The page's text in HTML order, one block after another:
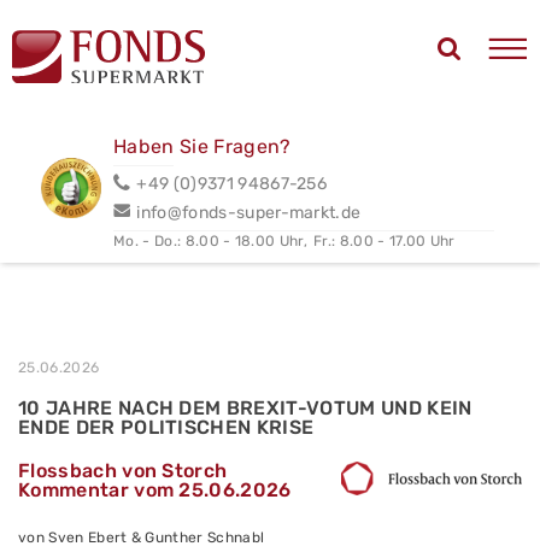
Haben Sie Fragen?
+49 (0)9371 94867-256
info@fonds-super-markt.de
Mo. - Do.: 8.00 - 18.00 Uhr, Fr.: 8.00 - 17.00 Uhr
25.06.2026
10 JAHRE NACH DEM BREXIT-VOTUM UND KEIN
ENDE DER POLITISCHEN KRISE
Flossbach von Storch
Kommentar vom 25.06.2026
von Sven Ebert & Gunther Schnabl